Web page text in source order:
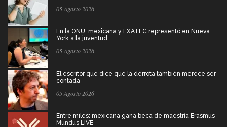
05 Agosto 2026
En la ONU: mexicana y EXATEC representó en Nueva
York a la juventud
05 Agosto 2026
El escritor que dice que la derrota también merece ser
contada
05 Agosto 2026
Entre miles: mexicana gana beca de maestría Erasmus
Mundus LIVE